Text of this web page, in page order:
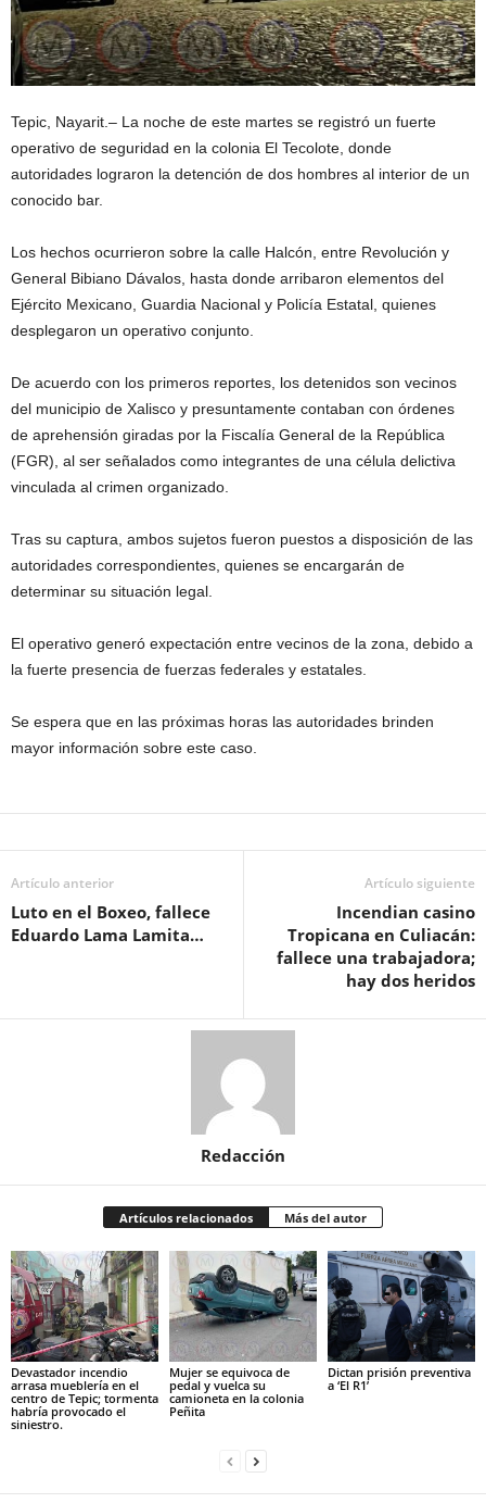
Tepic, Nayarit.– La noche de este martes se registró un fuerte
operativo de seguridad en la colonia El Tecolote, donde
autoridades lograron la detención de dos hombres al interior de un
conocido bar.
Los hechos ocurrieron sobre la calle Halcón, entre Revolución y
General Bibiano Dávalos, hasta donde arribaron elementos del
Ejército Mexicano, Guardia Nacional y Policía Estatal, quienes
desplegaron un operativo conjunto.
De acuerdo con los primeros reportes, los detenidos son vecinos
del municipio de Xalisco y presuntamente contaban con órdenes
de aprehensión giradas por la Fiscalía General de la República
(FGR), al ser señalados como integrantes de una célula delictiva
vinculada al crimen organizado.
Tras su captura, ambos sujetos fueron puestos a disposición de las
autoridades correspondientes, quienes se encargarán de
determinar su situación legal.
El operativo generó expectación entre vecinos de la zona, debido a
la fuerte presencia de fuerzas federales y estatales.
Se espera que en las próximas horas las autoridades brinden
mayor información sobre este caso.
Artículo anterior
Luto en el Boxeo, fallece
Eduardo Lama Lamita…
Artículo siguiente
Incendian casino
Tropicana en Culiacán:
fallece una trabajadora;
hay dos heridos
Redacción
Artículos relacionados Más del autor
Devastador incendio
arrasa mueblería en el
centro de Tepic; tormenta
habría provocado el
siniestro.
Mujer se equivoca de
pedal y vuelca su
camioneta en la colonia
Peñita
Dictan prisión preventiva
a ‘El R1’